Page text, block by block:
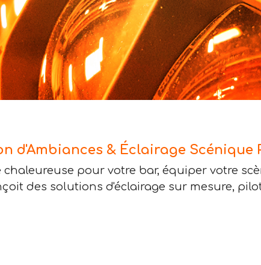
d'Ambiances & Éclairage Scénique
pour votre bar, équiper votre
des solutions d'éclairage sur mesure,